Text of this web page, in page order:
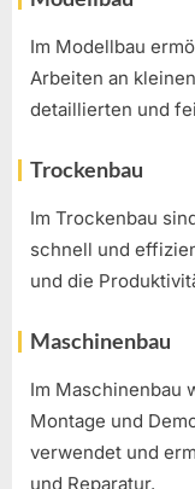
Im Modellbau
Arbeiten an
detaillierten und
Trockenbau
Im Trockenbau
schnell und
und die
Maschinenbau
Im Maschinenbau
Montage und
verwendet und
und Reparatur.